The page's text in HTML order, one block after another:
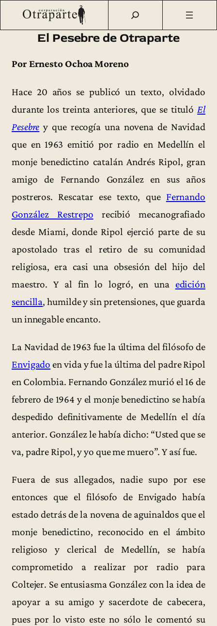
Saltar
contenido
Otraparte.org/ Corporación Archivo de prensa
El Pesebre
El Pesebre de Otraparte
Por Ernesto Ochoa Moreno
Hace 20 años se publicó un texto, olvidado
durante los treinta anteriores, que se tituló El
Pesebre y que recogía una novena de Navidad
que en 1963 emitió por radio en Medellín el
monje benedictino catalán Andrés Ripol, gran
amigo de Fernando González en sus años
postreros. Rescatar ese texto, que Fernando
González Restrepo recibió mecanografiado
desde Miami, donde Ripol ejerció parte de su
apostolado tras el retiro de su comunidad
religiosa, era casi una obsesión del hijo del
maestro. Y al fin lo logró, en una edición
sencilla, humilde y sin pretensiones, que guarda
un innegable encanto.
La Navidad de 1963 fue la última del filósofo de
Envigado en vida y fue la última del padre Ripol
en Colombia. Fernando González murió el 16 de
febrero de 1964 y el monje benedictino se había
despedido definitivamente de Medellín el día
anterior. González le había dicho: “Usted que se
va, padre Ripol, y yo que me muero”. Y así fue.
Fuera de sus allegados, nadie supo por ese
entonces que el filósofo de Envigado había
estado detrás de la novena de aguinaldos que el
monje benedictino, reconocido en el ámbito
religioso y clerical de Medellín, se había
comprometido a realizar por radio para
Coltejer. Se entusiasma González con la idea de
apoyar a su amigo y sacerdote de cabecera,
pues por lo visto este no sólo le comentó su